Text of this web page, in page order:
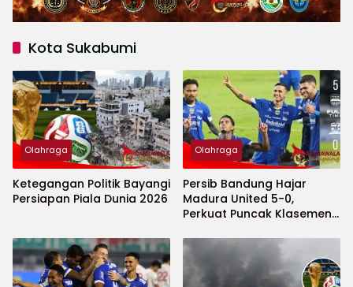
Kota Sukabumi
Olahraga
Ketegangan Politik Bayangi
Persiapan Piala Dunia 2026
Olahraga
Persib Bandung Hajar
Madura United 5-0,
Perkuat Puncak Klasemen